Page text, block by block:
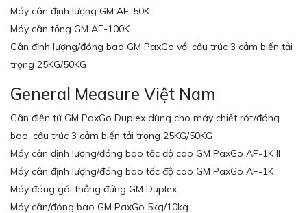
Máy cân định lượng GM AF-50K
Máy cân tổng GM AF-100K
Cân định lượng/đóng bao GM PaxGo với cấu trúc 3 cảm biến tải
trọng 25KG/50KG
General Measure Việt Nam
Cân điện tử GM PaxGo Duplex dùng cho máy chiết rót/đóng
bao, cấu trúc 3 cảm biến tải trọng 25KG/50KG
Máy cân định lượng/đóng bao tốc độ cao GM PaxGo AF-1K II
Máy cân định lượng/đóng bao tốc độ cao GM PaxGo AF-1K
Máy đóng gói thẳng đứng GM Duplex
Máy cân/đóng bao GM PaxGo 5kg/10kg